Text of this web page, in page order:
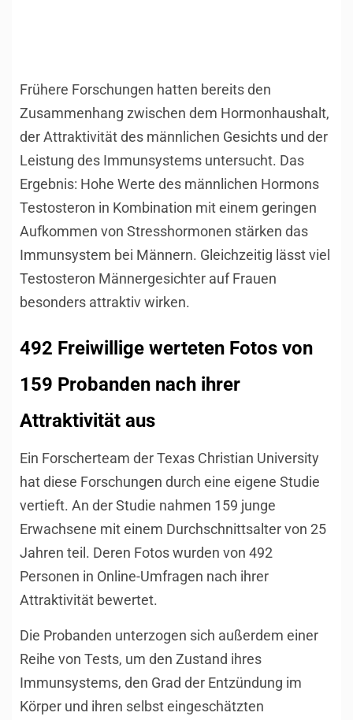
Frühere Forschungen hatten bereits den
Zusammenhang zwischen dem Hormonhaushalt,
der Attraktivität des männlichen Gesichts und der
Leistung des Immunsystems untersucht. Das
Ergebnis: Hohe Werte des männlichen Hormons
Testosteron in Kombination mit einem geringen
Aufkommen von Stresshormonen stärken das
Immunsystem bei Männern. Gleichzeitig lässt viel
Testosteron Männergesichter auf Frauen
besonders attraktiv wirken.
492 Freiwillige werteten Fotos von
159 Probanden nach ihrer
Attraktivität aus
Ein Forscherteam der Texas Christian University
hat diese Forschungen durch eine eigene Studie
vertieft. An der Studie nahmen 159 junge
Erwachsene mit einem Durchschnittsalter von 25
Jahren teil. Deren Fotos wurden von 492
Personen in Online-Umfragen nach ihrer
Attraktivität bewertet.
Die Probanden unterzogen sich außerdem einer
Reihe von Tests, um den Zustand ihres
Immunsystems, den Grad der Entzündung im
Körper und ihren selbst eingeschätzten